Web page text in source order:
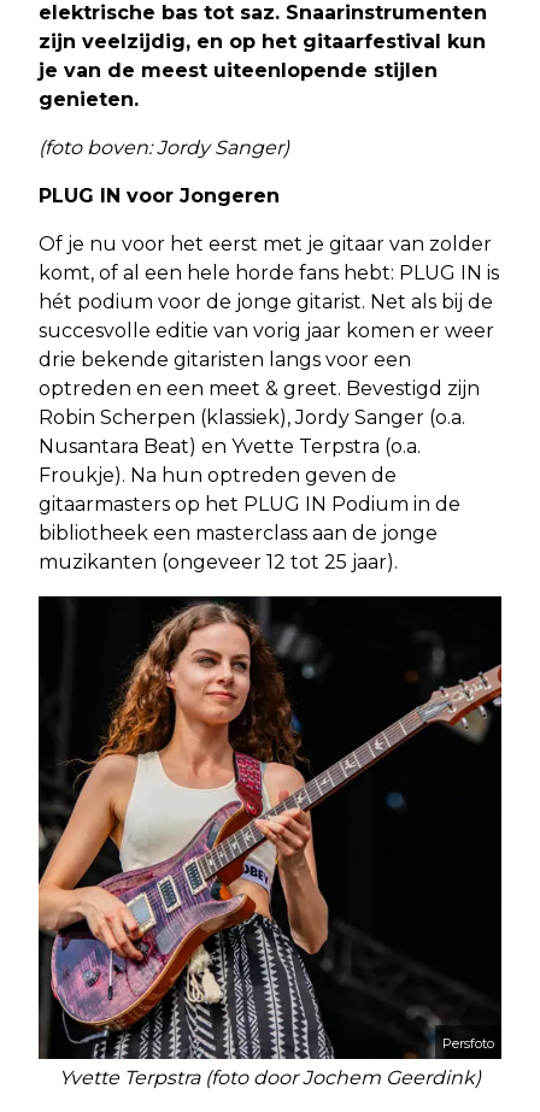
elektrische bas tot saz. Snaarinstrumenten
zijn veelzijdig, en op het gitaarfestival kun
je van de meest uiteenlopende stijlen
genieten.
(foto boven: Jordy Sanger)
PLUG IN voor Jongeren
Of je nu voor het eerst met je gitaar van zolder
komt, of al een hele horde fans hebt: PLUG IN is
hét podium voor de jonge gitarist. Net als bij de
succesvolle editie van vorig jaar komen er weer
drie bekende gitaristen langs voor een
optreden en een meet & greet. Bevestigd zijn
Robin Scherpen (klassiek), Jordy Sanger (o.a.
Nusantara Beat) en Yvette Terpstra (o.a.
Froukje). Na hun optreden geven de
gitaarmasters op het PLUG IN Podium in de
bibliotheek een masterclass aan de jonge
muzikanten (ongeveer 12 tot 25 jaar).
Persfoto
Yvette Terpstra (foto door Jochem Geerdink)